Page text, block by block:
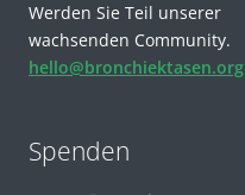
Werden Sie Teil unserer
wachsenden Community.
hello@bronchiektasen.org
Spenden